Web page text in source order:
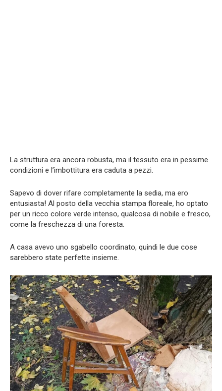
La struttura era ancora robusta, ma il tessuto era in pessime
condizioni e l’imbottitura era caduta a pezzi.
Sapevo di dover rifare completamente la sedia, ma ero
entusiasta! Al posto della vecchia stampa floreale, ho optato
per un ricco colore verde intenso, qualcosa di nobile e fresco,
come la freschezza di una foresta.
A casa avevo uno sgabello coordinato, quindi le due cose
sarebbero state perfette insieme.